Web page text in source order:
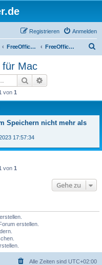
Anmelden
Registrieren
FreeOffice 2021 für Mac FreeOffice TextMaker 2021 für Mac
für Mac
Suche
von 1
Speichern nicht mehr als
17:57:34
von 1
Gehe zu
erstellen.
Alle Zeiten sind UTC+02:00